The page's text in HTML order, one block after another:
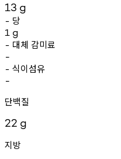
13 g
- 당
1 g
- 대체 감미료
-
- 식이섬유
-
단백질
22 g
지방